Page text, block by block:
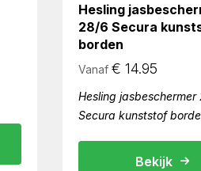
Hesling
28/6 Secura
borden
Vanaf € 14.95
Hesling jasbeschermer
Secura kunststof
Bekijk